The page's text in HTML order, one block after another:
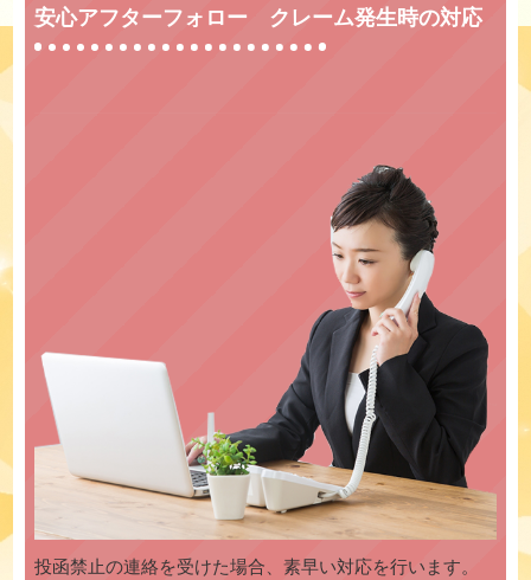
安心アフターフォロー クレーム発生時の対応
投函禁止の連絡を受けた場合、素早い対応を行います。